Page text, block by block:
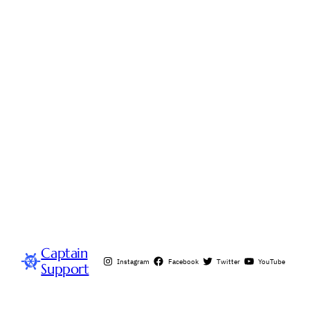
Captain
Support
Instagram Facebook Twitter YouTube